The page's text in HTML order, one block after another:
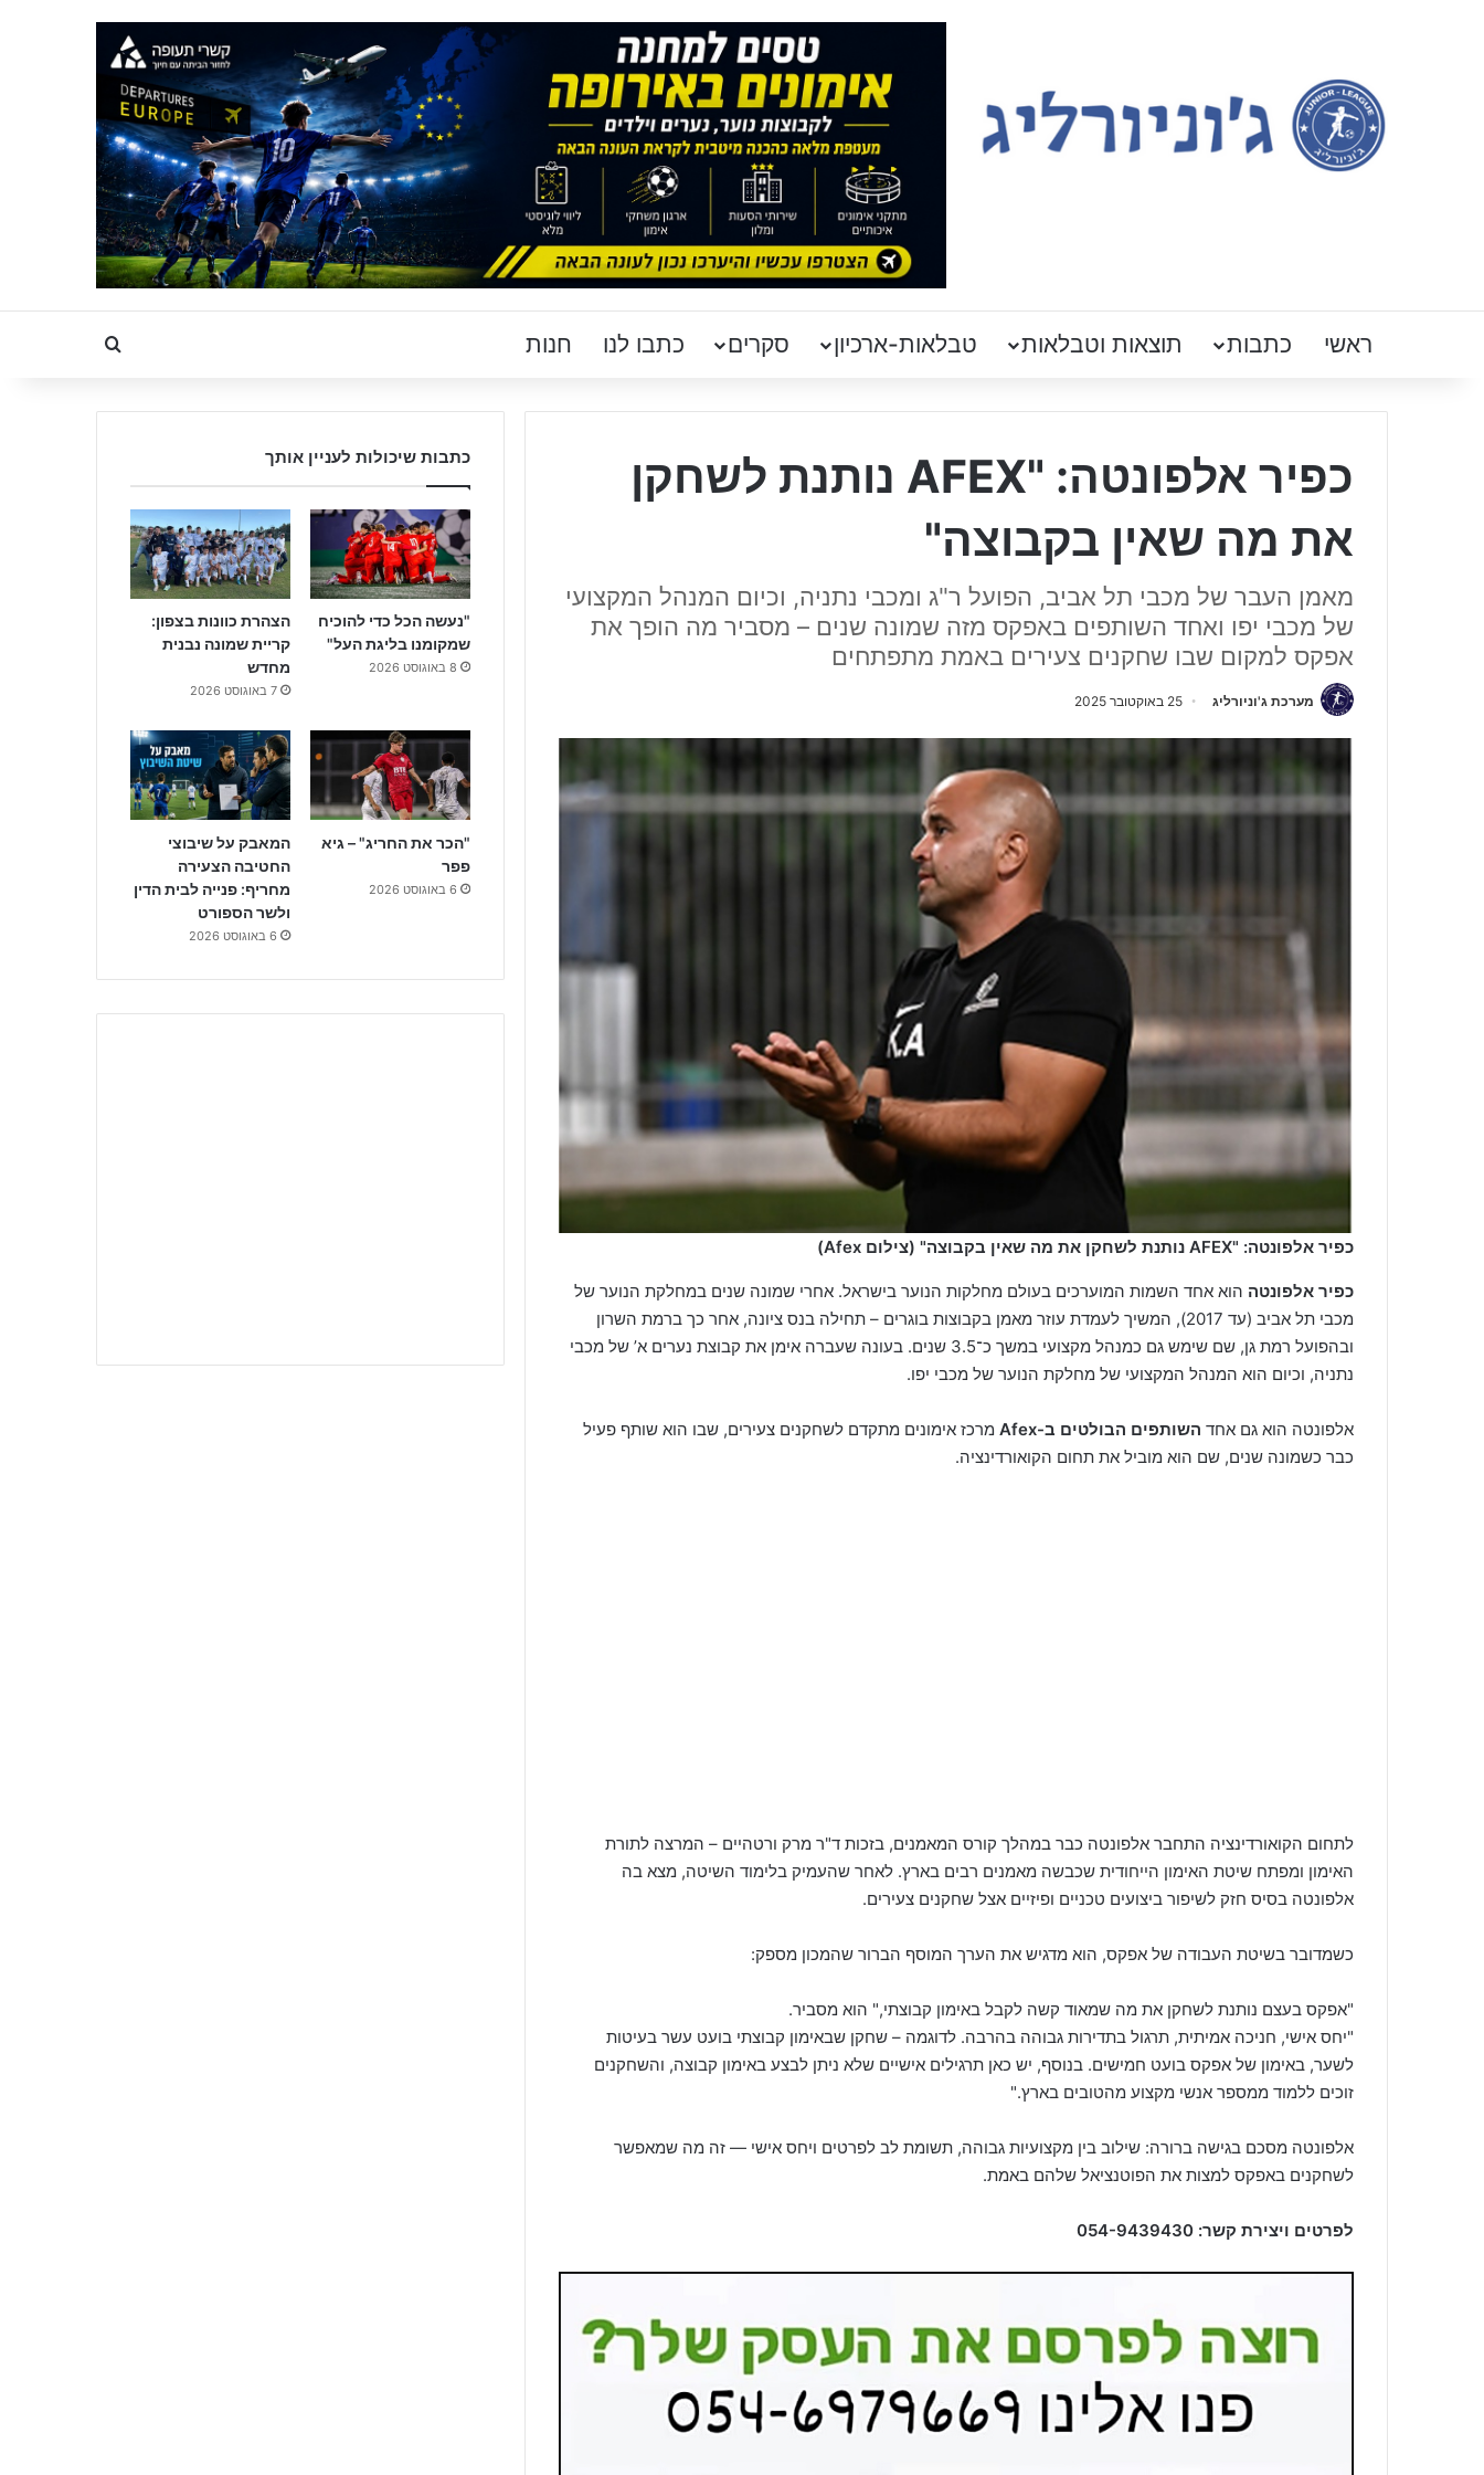
ראשי כתבות תוצאות וטבלאות טבלאות-ארכיון סקרים כתבו לנו חנות Search for
כפיר אלפונטה: "AFEX נותנת לשחקן
את מה שאין בקבוצה"
מאמן העבר של מכבי תל אביב, הפועל ר"ג ומכבי נתניה, וכיום המנהל המקצועי
של מכבי יפו ואחד השותפים באפקס מזה שמונה שנים – מסביר מה הופך את
אפקס למקום שבו שחקנים צעירים באמת מתפתחים
מערכת ג'וניורליג 25 באוקטובר 2025
כפיר אלפונטה: "AFEX נותנת לשחקן את מה שאין בקבוצה" (צילום Afex)
כפיר אלפונטה הוא אחד השמות המוערכים בעולם מחלקות הנוער בישראל. אחרי שמונה שנים במחלקת הנוער של
מכבי תל אביב (עד 2017), המשיך לעמדת עוזר מאמן בקבוצות בוגרים – תחילה בנס ציונה, אחר כך ברמת השרון
ובהפועל רמת גן, שם שימש גם כמנהל מקצועי במשך כ־3.5 שנים. בעונה שעברה אימן את קבוצת נערים א’ של מכבי
נתניה, וכיום הוא המנהל המקצועי של מחלקת הנוער של מכבי יפו.
אלפונטה הוא גם אחד השותפים הבולטים ב-Afex מרכז אימונים מתקדם לשחקנים צעירים, שבו הוא שותף פעיל
כבר כשמונה שנים, שם הוא מוביל את תחום הקואורדינציה.
לתחום הקואורדינציה התחבר אלפונטה כבר במהלך קורס המאמנים, בזכות ד"ר מרק ורטהיים – המרצה לתורת
האימון ומפתח שיטת האימון הייחודית שכבשה מאמנים רבים בארץ. לאחר שהעמיק בלימוד השיטה, מצא בה
אלפונטה בסיס חזק לשיפור ביצועים טכניים ופיזיים אצל שחקנים צעירים.
כשמדובר בשיטת העבודה של אפקס, הוא מדגיש את הערך המוסף הברור שהמכון מספק:
"אפקס בעצם נותנת לשחקן את מה שמאוד קשה לקבל באימון קבוצתי," הוא מסביר.
"יחס אישי, חניכה אמיתית, תרגול בתדירות גבוהה בהרבה. לדוגמה – שחקן שבאימון קבוצתי בועט עשר בעיטות
לשער, באימון של אפקס בועט חמישים. בנוסף, יש כאן תרגילים אישיים שלא ניתן לבצע באימון קבוצה, והשחקנים
זוכים ללמוד ממספר אנשי מקצוע מהטובים בארץ."
אלפונטה מסכם בגישה ברורה: שילוב בין מקצועיות גבוהה, תשומת לב לפרטים ויחס אישי — זה מה שמאפשר
לשחקנים באפקס למצות את הפוטנציאל שלהם באמת.
לפרטים ויצירת קשר: 054-9439430
כתבות שיכולות לעניין אותך
"נעשה הכל כדי להוכיח
שמקומנו בליגת העל"
8 באוגוסט 2026
הצהרת כוונות בצפון:
קריית שמונה נבנית
מחדש
7 באוגוסט 2026
"הכר את החריג" – גיא
פפר
6 באוגוסט 2026
המאבק על שיבוצי
החטיבה הצעירה
מחריף: פנייה לבית הדין
ולשר הספורט
6 באוגוסט 2026